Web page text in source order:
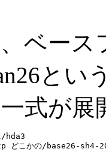
ベース
とい
式が展
こかの/base26-sh4-